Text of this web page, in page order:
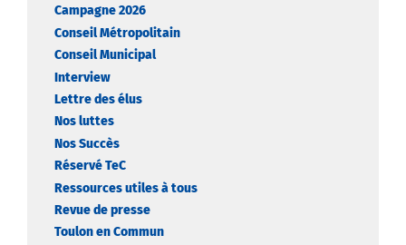
Campagne 2026
Conseil Métropolitain
Conseil Municipal
Interview
Lettre des élus
Nos luttes
Nos Succès
Réservé TeC
Ressources utiles à tous
Revue de presse
Toulon en Commun